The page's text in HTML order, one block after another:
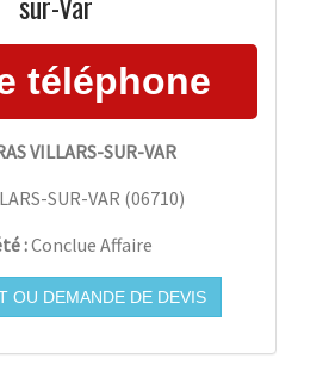
VILLARS-SUR-VAR
SUR-VAR (06710)
:Conclue Affaire
OU DEMANDE DE DEVIS